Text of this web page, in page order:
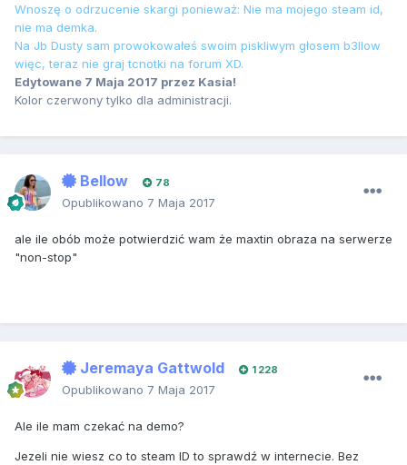
Wnoszę o odrzucenie skargi ponieważ: Nie ma mojego steam id,
nie ma demka.
Na Jb Dusty sam prowokowałeś swoim piskliwym głosem b3llow
więc, teraz nie graj tcnotki na forum XD.
Edytowane 7 Maja 2017 przez Kasia!
Kolor czerwony tylko dla administracji.
Bellow 78
Opublikowano 7 Maja 2017
ale ile obób może potwierdzić wam że maxtin obraza na serwerze
"non-stop"
Jeremaya Gattwold 1 228
Opublikowano 7 Maja 2017
Ale ile mam czekać na demo?
Jezeli nie wiesz co to steam ID to sprawdź w internecie. Bez